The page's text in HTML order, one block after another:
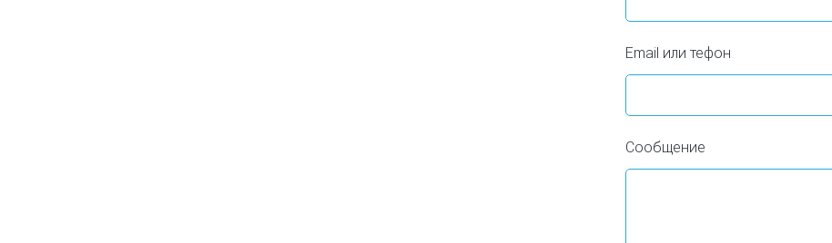
Email или тефон
Сообщение